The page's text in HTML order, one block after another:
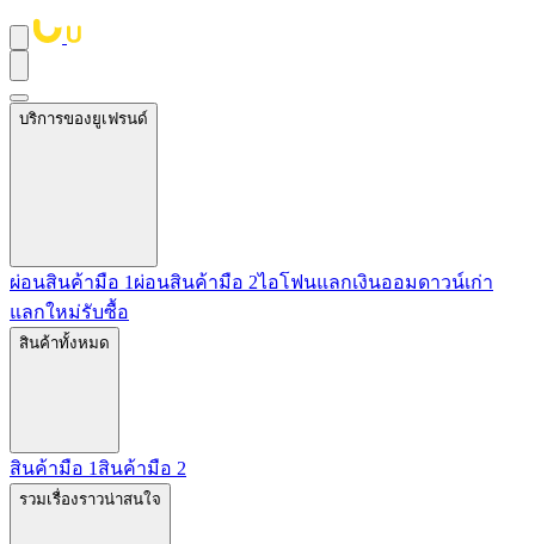
บริการของยูเฟรนด์
ผ่อนสินค้ามือ 1 ผ่อนสินค้ามือ 2ไอโฟนแลกเงินออมดาวน์เก่า
แลกใหม่รับซื้อ
สินค้าทั้งหมด
สินค้ามือ 1 สินค้ามือ 2
รวมเรื่องราวน่าสนใจ